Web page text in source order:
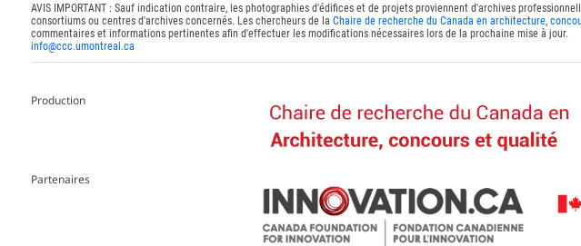
AVIS IMPORTANT : Sauf indication contraire, les photographies d'édifices et de projets proviennent d'archives
consortiums ou centres d'archives concernés. Les chercheurs de la Chaire de recherche du Canada en architecture,
commentaires et informations pertinentes afin d'effectuer les modifications nécessaires lors de la prochaine mise à jour.
info@ccc.umontreal.ca
Production
Partenaires